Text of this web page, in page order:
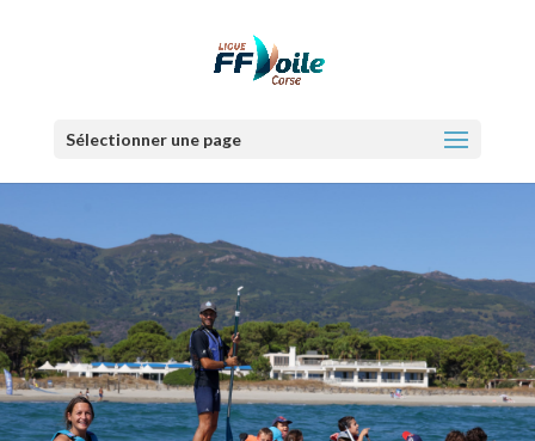
Sélectionner une page